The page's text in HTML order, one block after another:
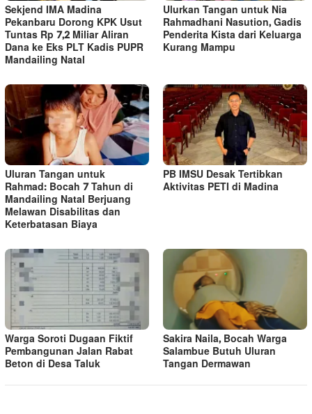
Sekjend IMA Madina
Pekanbaru Dorong KPK Usut
Tuntas Rp 7,2 Miliar Aliran
Dana ke Eks PLT Kadis PUPR
Mandailing Natal
Ulurkan Tangan untuk Nia
Rahmadhani Nasution, Gadis
Penderita Kista dari Keluarga
Kurang Mampu
Uluran Tangan untuk
Rahmad: Bocah 7 Tahun di
Mandailing Natal Berjuang
Melawan Disabilitas dan
Keterbatasan Biaya
PB IMSU Desak Tertibkan
Aktivitas PETI di Madina
Warga Soroti Dugaan Fiktif
Pembangunan Jalan Rabat
Beton di Desa Taluk
Sakira Naila, Bocah Warga
Salambue Butuh Uluran
Tangan Dermawan